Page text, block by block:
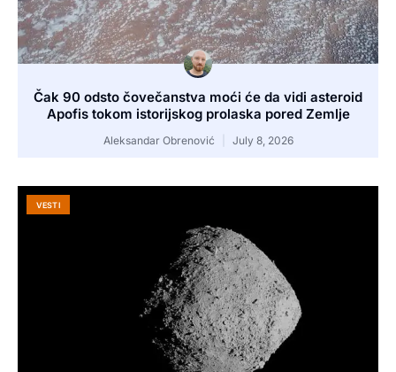
Čak 90 odsto čovečanstva moći će da vidi asteroid
Apofis tokom istorijskog prolaska pored Zemlje
Aleksandar Obrenović July 8, 2026
VESTI